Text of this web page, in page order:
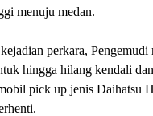
menuju medan.
perkara,
hingga hilang kendali
pick up jenis Daihatsu